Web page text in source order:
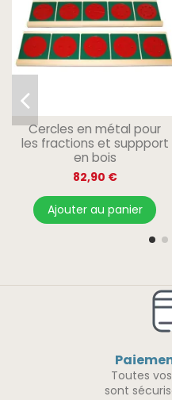
Cercles en métal pour
les fractions et suppport
en bois
82,90 €
Ajouter au panier
Toutes
sont